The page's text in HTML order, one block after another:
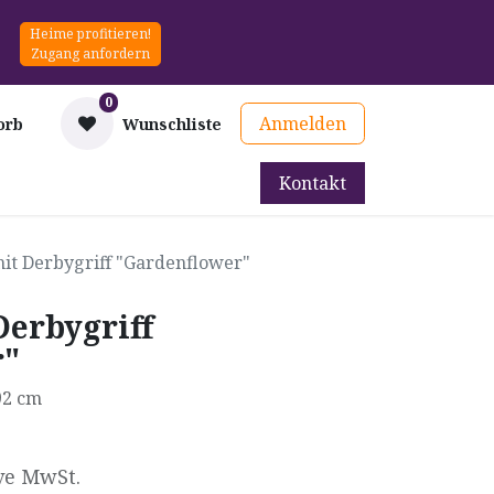
Heime profitieren!
Zugang anfordern
0
Wunschliste Anmelden
Mieten
Kontakt
Derbygriff "Gardenflower"
cm
MwSt.